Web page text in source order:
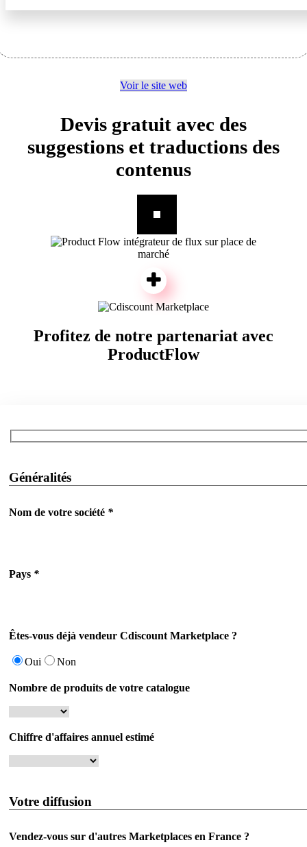
Voir le site web
Devis gratuit avec des
suggestions et traductions des
contenus
Profitez de notre partenariat avec
ProductFlow
Généralités
Nom de votre société *
Pays *
Êtes-vous déjà vendeur Cdiscount Marketplace ?
Oui Non
Nombre de produits de votre catalogue
Chiffre d'affaires annuel estimé
Votre diffusion
Vendez-vous sur d'autres Marketplaces en France ?